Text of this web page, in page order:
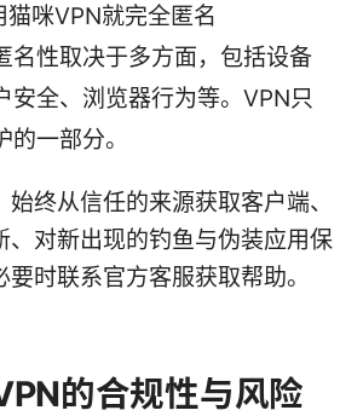
咪VPN就完全匿名
名性取决于多方面，包括设备
安全、浏览器行为等。VPN只
一部分。
终从信任的来源获取客户端、
、对新出现的钓鱼与伪装应用保
时联系官方客服获取帮助。
的合规性与风险